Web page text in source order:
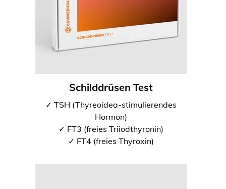
Schilddrüsen Test
✓ TSH (Thyreoidea-stimulierendes
Hormon)
✓ FT3 (freies Triiodthyronin)
✓ FT4 (freies Thyroxin)